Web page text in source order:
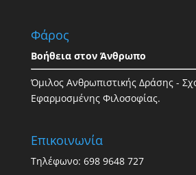
Φάρος
Βοήθεια στον Άνθρωπο
Όμιλος Ανθρωπιστικής Δράσης -
Εφαρμοσμένης Φιλοσοφίας.
Επικοινωνία
Τηλέφωνο: 698 9648 727